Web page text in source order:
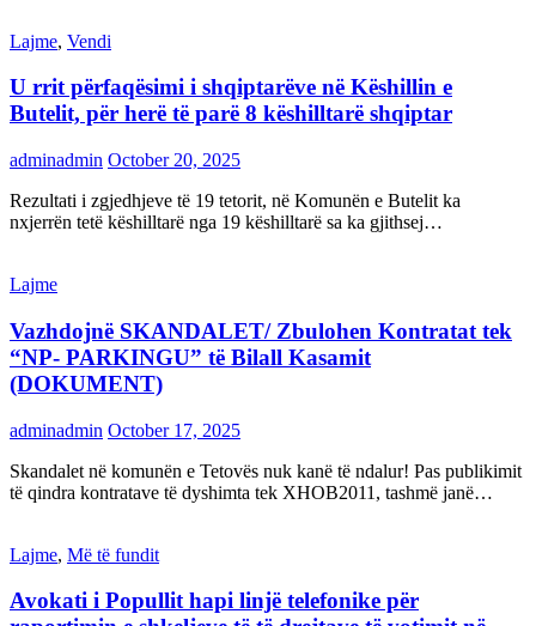
Lajme, Vendi
U rrit përfaqësimi i shqiptarëve në Këshillin e
Butelit, për herë të parë 8 këshilltarë shqiptar
adminadmin October 20, 2025
Rezultati i zgjedhjeve të 19 tetorit, në Komunën e Butelit ka
nxjerrën tetë këshilltarë nga 19 këshilltarë sa ka gjithsej…
Lajme
Vazhdojnë SKANDALET/ Zbulohen Kontratat tek
“NP- PARKINGU” të Bilall Kasamit
(DOKUMENT)
adminadmin October 17, 2025
Skandalet në komunën e Tetovës nuk kanë të ndalur! Pas publikimit
të qindra kontratave të dyshimta tek XHOB2011, tashmë janë…
Lajme, Më të fundit
Avokati i Popullit hapi linjë telefonike për